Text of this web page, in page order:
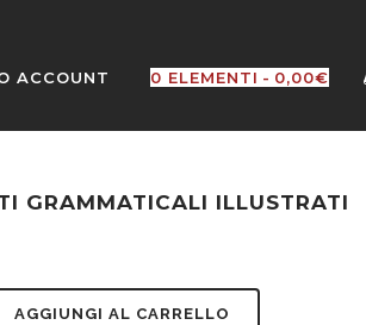
ACCOUNT 0 ELEMENTI 0,00€
GRAMMATICALI ILLUSTRATI
AGGIUNGI AL CARRELLO